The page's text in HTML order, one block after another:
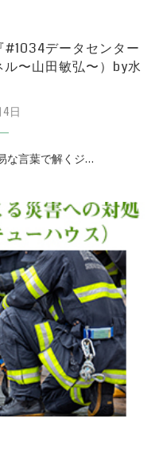
データセンター
〜山田敏弘〜）by水
日
な言葉で解くジ…